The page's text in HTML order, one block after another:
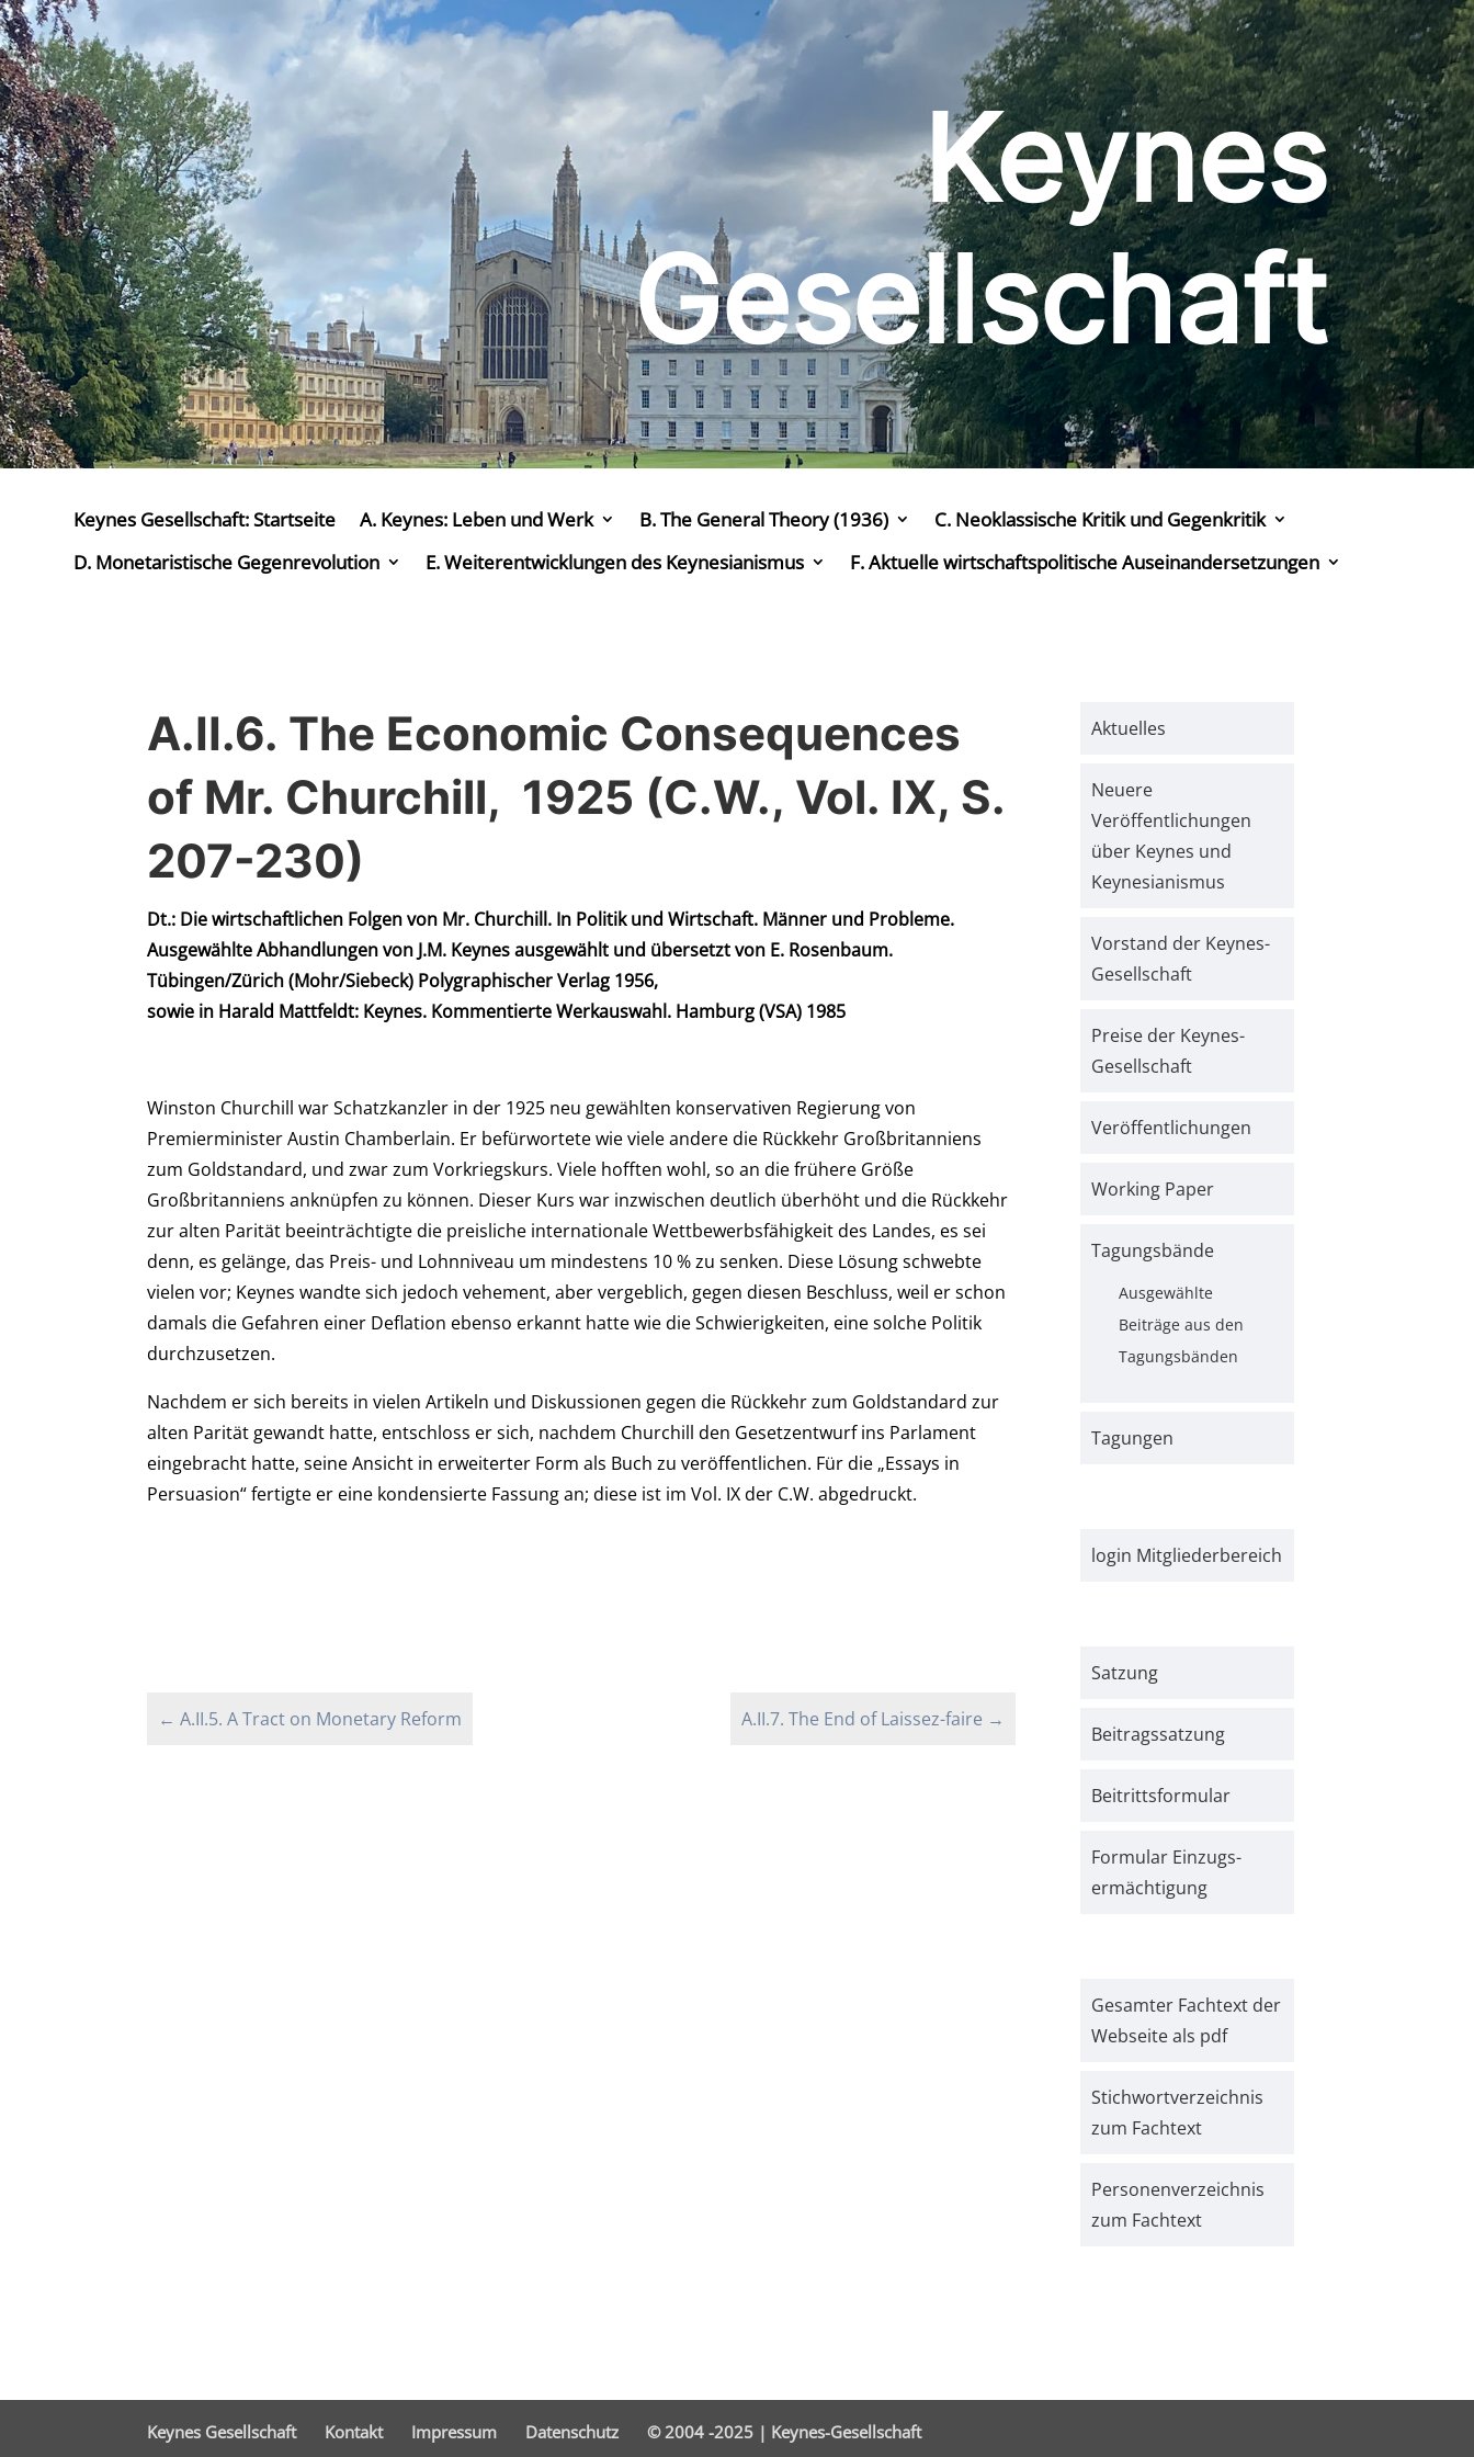
Keynes
Gesellschaft
Keynes Gesellschaft: Startseite A. Keynes: Leben und Werk B. The General Theory (1936)
C. Neoklassische Kritik und Gegenkritik
D. Monetaristische Gegenrevolution
E. Weiterentwicklungen des Keynesianismus F. Aktuelle wirtschaftspolitische Auseinandersetzungen
A.II.6. The Economic Consequences
of Mr. Churchill, 1925 (C.W., Vol. IX, S.
207-230)
Dt.: Die wirtschaftlichen Folgen von Mr. Churchill. In Politik und Wirtschaft. Männer und Probleme.
Ausgewählte Abhandlungen von J.M. Keynes ausgewählt und übersetzt von E. Rosenbaum.
Tübingen/Zürich (Mohr/Siebeck) Polygraphischer Verlag 1956,
sowie in Harald Mattfeldt: Keynes. Kommentierte Werkauswahl. Hamburg (VSA) 1985
Winston Churchill war Schatzkanzler in der 1925 neu gewählten konservativen Regierung von
Premierminister Austin Chamberlain. Er befürwortete wie viele andere die Rückkehr Großbritanniens
zum Goldstandard, und zwar zum Vorkriegskurs. Viele hofften wohl, so an die frühere Größe
Großbritanniens anknüpfen zu können. Dieser Kurs war inzwischen deutlich überhöht und die Rückkehr
zur alten Parität beeinträchtigte die preisliche internationale Wettbewerbsfähigkeit des Landes, es sei
denn, es gelänge, das Preis- und Lohnniveau um mindestens 10 % zu senken. Diese Lösung schwebte
vielen vor; Keynes wandte sich jedoch vehement, aber vergeblich, gegen diesen Beschluss, weil er schon
damals die Gefahren einer Deflation ebenso erkannt hatte wie die Schwierigkeiten, eine solche Politik
durchzusetzen.
Nachdem er sich bereits in vielen Artikeln und Diskussionen gegen die Rückkehr zum Goldstandard zur
alten Parität gewandt hatte, entschloss er sich, nachdem Churchill den Gesetzentwurf ins Parlament
eingebracht hatte, seine Ansicht in erweiterter Form als Buch zu veröffentlichen. Für die „Essays in
Persuasion“ fertigte er eine kondensierte Fassung an; diese ist im Vol. IX der C.W. abgedruckt.
←A.II.5. A Tract on Monetary Reform A.II.7. The End of Laissez-faire →
Aktuelles
Neuere
Veröffentlichungen
über Keynes und
Keynesianismus
Vorstand der Keynes-
Gesellschaft
Preise der Keynes-
Gesellschaft
Veröffentlichungen
Working Paper
Tagungsbände
Ausgewählte
Beiträge aus den
Tagungsbänden
Tagungen
login Mitgliederbereich
Satzung
Beitrags­satzung
Beitritts­formular
Formular Einzugs­­
ermächtigung
Gesamter Fachtext der
Webseite als pdf
Stichwort­verzeichnis
zum Fachtext
Personen­verzeichnis
zum Fachtext
Keynes Gesellschaft Kontakt Impressum Datenschutz © 2004 -2025 | Keynes-Gesellschaft